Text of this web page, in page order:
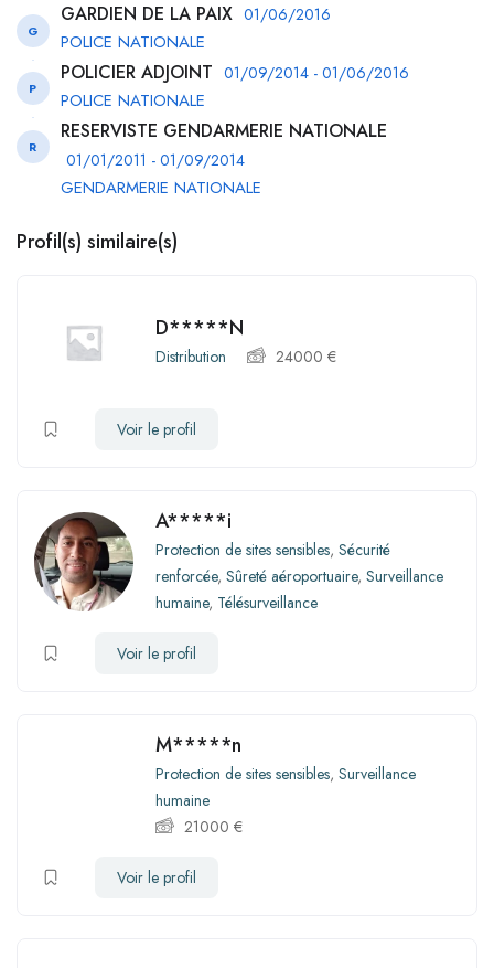
G
GARDIEN DE LA PAIX 01/06/2016
POLICE NATIONALE
P
POLICIER ADJOINT 01/09/2014 - 01/06/2016
POLICE NATIONALE
R
RESERVISTE GENDARMERIE NATIONALE
01/01/2011 - 01/09/2014
GENDARMERIE NATIONALE
Profil(s) similaire(s)
D*****N
Distribution 24000 €
Voir le profil
A*****i
Protection de sites sensibles, Sécurité
renforcée, Sûreté aéroportuaire, Surveillance
humaine, Télésurveillance
Voir le profil
M*****n
Protection de sites sensibles, Surveillance
humaine
21000 €
Voir le profil